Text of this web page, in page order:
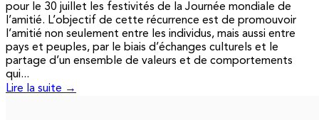
pour le 30 juillet les festivités de la Journée mondiale de
l’amitié. L’objectif de cette récurrence est de promouvoir
l’amitié non seulement entre les individus, mais aussi entre
pays et peuples, par le biais d’échanges culturels et le
partage d’un ensemble de valeurs et de comportements
qui...
Lire la suite →